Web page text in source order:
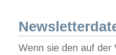
Wenn sie den auf der